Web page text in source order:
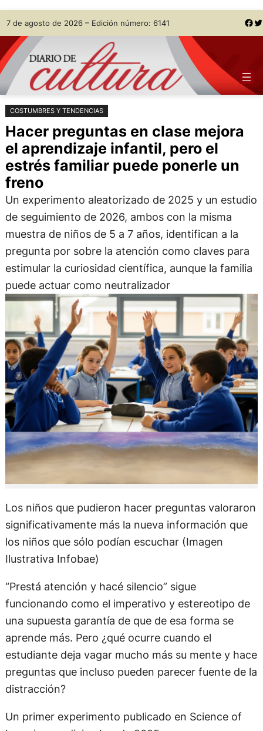
Saltar
al
contenido
Skip
to
content
7 de agosto de 2026 – Edición número: 6141 Facebook Twitter
COSTUMBRES Y TENDENCIAS
Hacer preguntas en clase mejora
el aprendizaje infantil, pero el
estrés familiar puede ponerle un
freno
Un experimento aleatorizado de 2025 y un estudio
de seguimiento de 2026, ambos con la misma
muestra de niños de 5 a 7 años, identifican a la
pregunta por sobre la atención como claves para
estimular la curiosidad científica, aunque la familia
puede actuar como neutralizador
Los niños que pudieron hacer preguntas valoraron
significativamente más la nueva información que
los niños que sólo podían escuchar (Imagen
Ilustrativa Infobae)
“Prestá atención y hacé silencio” sigue
funcionando como el imperativo y estereotipo de
una supuesta garantía de que de esa forma se
aprende más. Pero ¿qué ocurre cuando el
estudiante deja vagar mucho más su mente y hace
preguntas que incluso pueden parecer fuente de la
distracción?
Un primer experimento publicado en Science of